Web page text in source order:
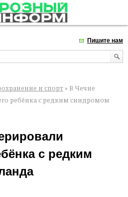
Пишите нам
и спорт » В Чечне
ребёнка с редким синдромом
с редким